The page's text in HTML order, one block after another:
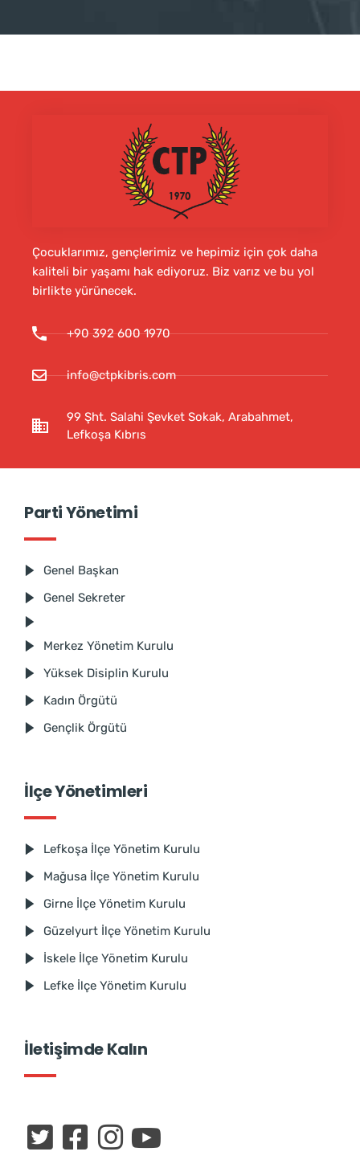
Çocuklarımız, gençlerimiz ve hepimiz için çok daha
kaliteli bir yaşamı hak ediyoruz. Biz varız ve bu yol
birlikte yürünecek.
+90 392 600 1970
info@ctpkibris.com
99 Şht. Salahi Şevket Sokak, Arabahmet,
Lefkoşa Kıbrıs
Parti Yönetimi
Genel Başkan
Genel Sekreter
Merkez Yönetim Kurulu
Yüksek Disiplin Kurulu
Kadın Örgütü
Gençlik Örgütü
İlçe Yönetimleri
Lefkoşa İlçe Yönetim Kurulu
Mağusa İlçe Yönetim Kurulu
Girne İlçe Yönetim Kurulu
Güzelyurt İlçe Yönetim Kurulu
İskele İlçe Yönetim Kurulu
Lefke İlçe Yönetim Kurulu
İletişimde Kalın